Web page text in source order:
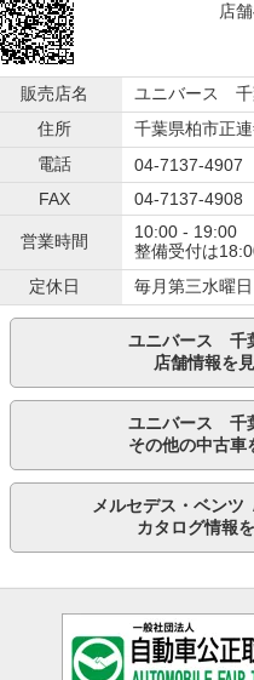
店
販売店名
ユニバース 千
住所
千葉県柏市正連
電話
04-7137-4907
FAX
04-7137-4908
営業時間
10:00 - 19:00
整備受付は
定休日
毎月第三水曜日
ユニバース 千
店舗情報を
ユニバース 千
その他の中古車
メルセデス・ベンツ
カタログ情報